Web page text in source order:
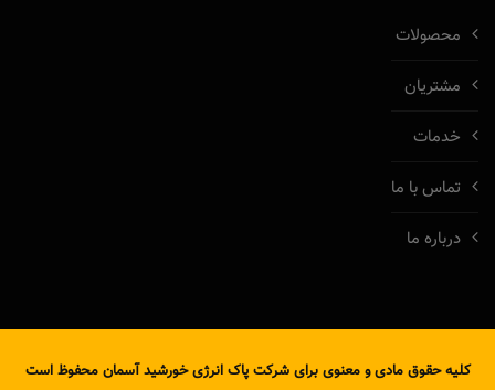
محصولات
مشتریان
خدمات
تماس با ما
درباره ما
کلیه حقوق مادی و معنوی برای شرکت پاک انرژی خورشید آسمان محفوظ است